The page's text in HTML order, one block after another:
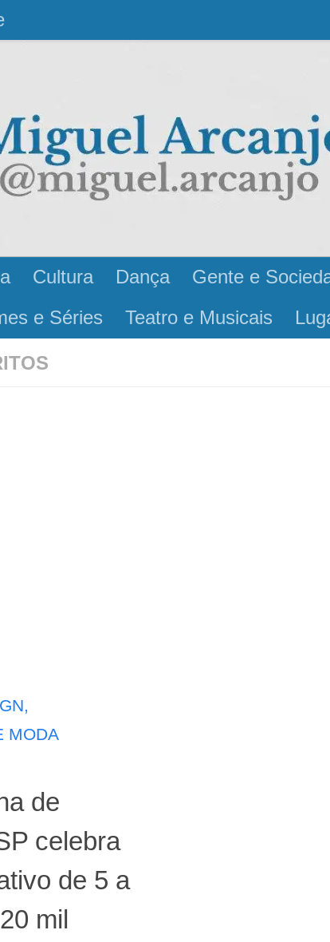
Cultura Dança Gente e
e Séries Teatro e Musicais
MODA
de
celebra
de 5 a
mil